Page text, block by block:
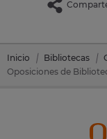
Inicio Bibliotecas